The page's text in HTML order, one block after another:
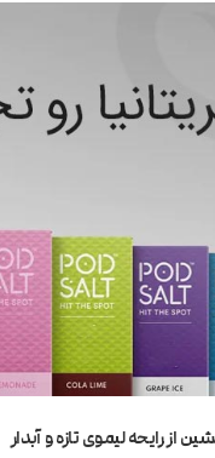
از رایحه لیموی تازه و آبدار